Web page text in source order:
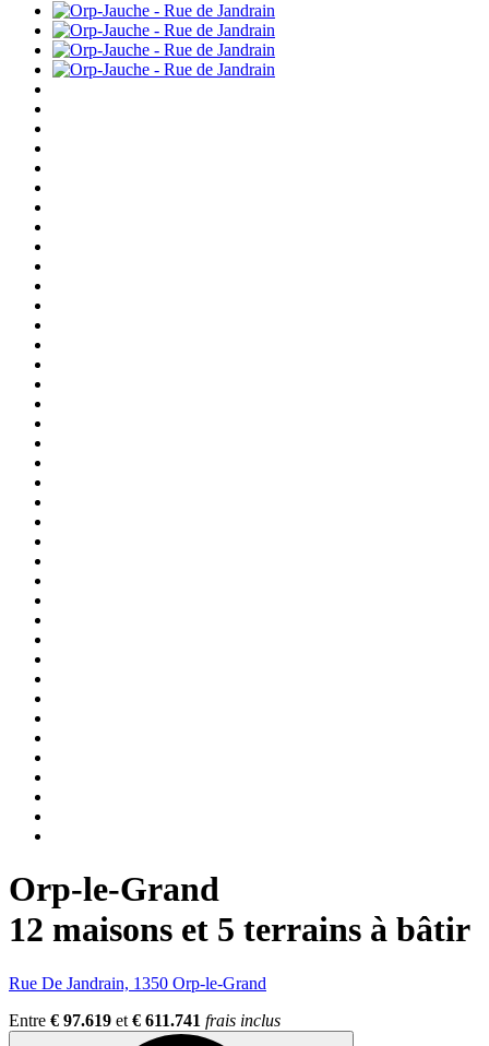
Orp-le-Grand
12 maisons et 5 terrains à bâtir
Rue De Jandrain, 1350 Orp-le-Grand
Entre € 97.619 et € 611.741 frais inclus